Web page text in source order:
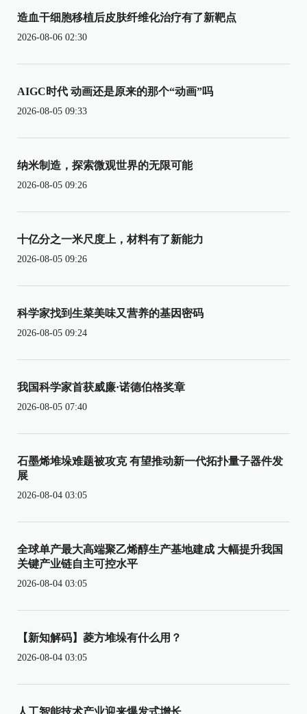
造血干细胞移植后皮肤纤维化治疗有了新靶点
2026-08-06 02:30
AIGC时代 动画还是原来的那个“动画”吗
2026-08-05 09:33
纳米制造，探索微观世界的无限可能
2026-08-05 09:26
十亿分之一米尺度上，材料有了新能力
2026-08-05 09:26
科学家找到生菜美味又营养的基因密码
2026-08-05 09:24
我国科学家首获威廉·诺德伯格奖章
2026-08-05 07:40
石墨烯堆垛难题被攻克 有望推动新一代拓扑量子器件发
展
2026-08-04 03:05
全球单产最大高端聚乙烯醇生产基地建成 大幅提升我国
关键产业链自主可控水平
2026-08-04 03:05
【新知解码】菱方堆垛有什么用？
2026-08-04 03:05
人工智能技术产业迎来爆发式增长